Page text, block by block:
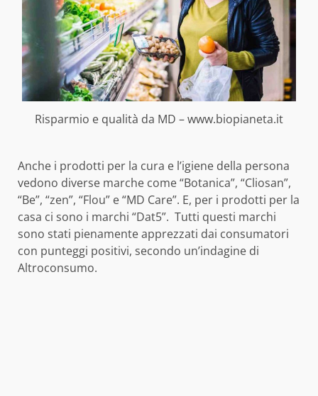
Risparmio e qualità da MD – www.biopianeta.it
Anche i prodotti per la cura e l’igiene della persona
vedono diverse marche come “Botanica”, “Cliosan”,
“Be”, “zen”, “Flou” e “MD Care”. E, per i prodotti per la
casa ci sono i marchi “Dat5”. Tutti questi marchi
sono stati pienamente apprezzati dai consumatori
con punteggi positivi, secondo un’indagine di
Altroconsumo.